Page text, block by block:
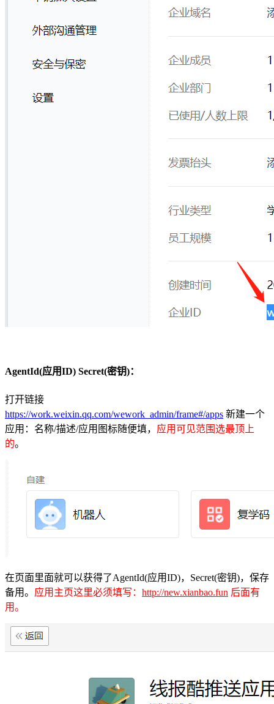
AgentId(应用ID) Secret(密钥)：
打开链接
https://work.weixin.qq.com/wework_admin/frame#/apps 新建一个
应用：名称/描述/应用图标随便填， 应用可见范围选最顶上
的。
在页面里面就可以获得了AgentId(应用ID)，Secret(密钥)，保存
备用。 应用主页这里必须填写： http://new.xianbao.fun 后面有
用。